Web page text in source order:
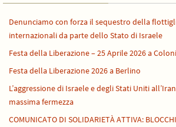
Denunciamo con forza il sequestro della
internazionali da parte dello Stato di Israele
Festa della Liberazione – 25 Aprile 2026 a
Festa della Liberazione 2026 a Berlino
L’aggressione di Israele e degli Stati Uniti
massima fermezza
COMUNICATO DI SOLIDARIETÀ ATTIVA: